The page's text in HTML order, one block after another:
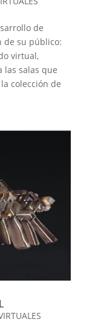
de
de su público:
virtual,
salas que
colección de